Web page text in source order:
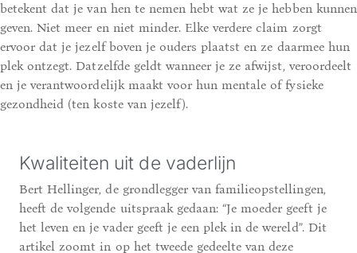
betekent dat je van hen te nemen hebt wat ze je hebben kunnen
geven. Niet meer en niet minder. Elke verdere claim zorgt
ervoor dat je jezelf boven je ouders plaatst en ze daarmee hun
plek ontzegt. Datzelfde geldt wanneer je ze afwijst, veroordeelt
en je verantwoordelijk maakt voor hun mentale of fysieke
gezondheid (ten koste van jezelf).
Kwaliteiten uit de vaderlijn
Bert Hellinger, de grondlegger van familieopstellingen,
heeft de volgende uitspraak gedaan: “Je moeder geeft je
het leven en je vader geeft je een plek in de wereld”. Dit
artikel zoomt in op het tweede gedeelte van deze